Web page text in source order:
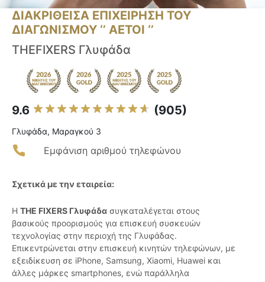
ΔΙΑΚΡΙΘΕΙΣΑ ΕΠΙΧΕΙΡΗΣΗ ΤΟΥ
ΔΙΑΓΩΝΙΣΜΟΥ ‘’ ΑΕΤΟΙ ‘’
THEFIXERS Γλυφάδα
9.6 (905)
Γλυφάδα, Μαραγκού 3
Εμφάνιση αριθμού τηλεφώνου
Σχετικά με την εταιρεία:
Η THE FIXERS Γλυφάδα συγκαταλέγεται στους
βασικούς προορισμούς για επισκευή συσκευών
τεχνολογίας στην περιοχή της Γλυφάδας.
Επικεντρώνεται στην επισκευή κινητών τηλεφώνων, με
εξειδίκευση σε iPhone, Samsung, Xiaomi, Huawei και
άλλες μάρκες smartphones, ενώ παράλληλα